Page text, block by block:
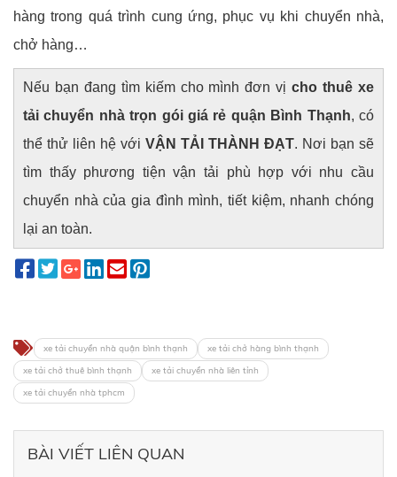
hàng trong quá trình cung ứng, phục vụ khi chuyển nhà,
chở hàng…
Nếu bạn đang tìm kiếm cho mình đơn vịcho thuê xe
tải chuyển nhà trọn gói giá rẻ quận Bình Thạnh, có
thể thử liên hệ với VẬN TẢI THÀNH ĐẠT. Nơi bạn sẽ
tìm thấy phương tiện vận tải phù hợp với nhu cầu
chuyển nhà của gia đình mình, tiết kiệm, nhanh chóng
lại an toàn.
xe tải chuyển nhà quận bình thạnh
xe tải chở hàng bình thạnh
xe tải chở thuê bình thạnh
xe tải chuyển nhà liên tỉnh
xe tải chuyển nhà tphcm
BÀI VIẾT LIÊN QUAN